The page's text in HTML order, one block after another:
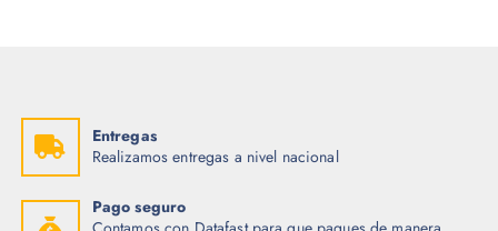
Entregas
Realizamos entregas a nivel nacional
Pago seguro